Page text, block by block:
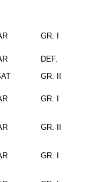
GR. I
DEF.
GR. II
GR. I
GR. II
GR. I